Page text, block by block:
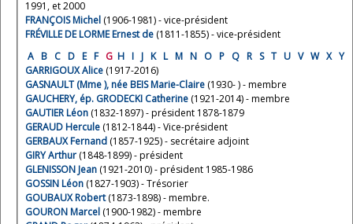
1991, et 2000
FRANÇOIS Michel (1906-1981) - vice-président
FRÉVILLE DE LORME Ernest de (1811-1855) - vice-président
A B C D E F G H I J K L M N O P Q R S T U V W X Y
GARRIGOUX Alice (1917-2016)
GASNAULT (Mme ), née BEIS Marie-Claire (1930- ) - membre
GAUCHERY, ép. GRODECKI Catherine (1921-2014) - membre
GAUTIER Léon (1832-1897) - président 1878-1879
GERAUD Hercule (1812-1844) - Vice-président
GERBAUX Fernand (1857-1925) - secrétaire adjoint
GIRY Arthur (1848-1899) - président
GLENISSON Jean (1921-2010) - président 1985-1986
GOSSIN Léon (1827-1903) - Trésorier
GOUBAUX Robert(1873-1898) - membre.
GOURON Marcel (1900-1982) - membre